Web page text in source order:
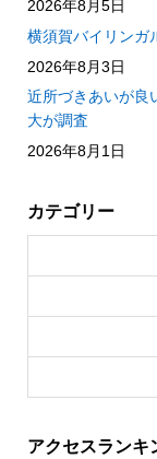
2026年8月5日
横須賀バイリンガ
2026年8月3日
近所づきあいが
大が調査
2026年8月1日
カテゴリー
アクセスランキ